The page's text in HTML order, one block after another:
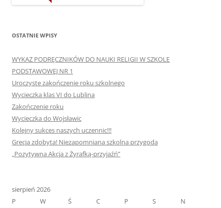
OSTATNIE WPISY
WYKAZ PODRĘCZNIKÓW DO NAUKI RELIGII W SZKOLE
PODSTAWOWEJ NR 1
Uroczyste zakończenie roku szkolnego
Wycieczka klas VI do Lublina
Zakończenie roku
Wycieczka do Wojsławic
Kolejny sukces naszych uczennic!!!
Grecja zdobyta! Niezapomniana szkolna przygoda
„Pozytywna Akcja z Żyrafką-przyjaźń”
sierpień 2026
P
W Ś C P S
N